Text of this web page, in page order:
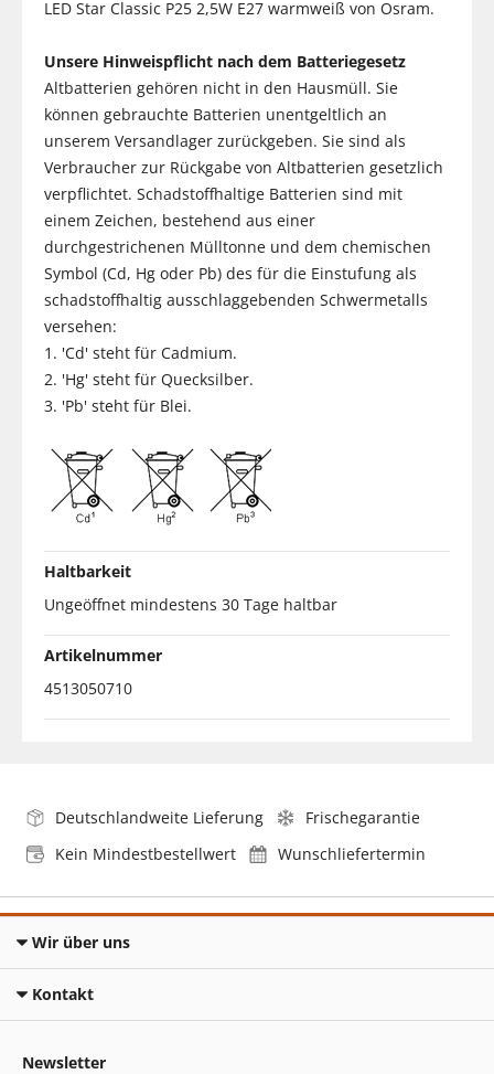
LED Star Classic P25 2,5W E27 warmweiß von Osram.
Unsere Hinweispflicht nach dem Batteriegesetz
Altbatterien gehören nicht in den Hausmüll. Sie
können gebrauchte Batterien unentgeltlich an
unserem Versandlager zurückgeben. Sie sind als
Verbraucher zur Rückgabe von Altbatterien gesetzlich
verpflichtet. Schadstoffhaltige Batterien sind mit
einem Zeichen, bestehend aus einer
durchgestrichenen Mülltonne und dem chemischen
Symbol (Cd, Hg oder Pb) des für die Einstufung als
schadstoffhaltig ausschlaggebenden Schwermetalls
versehen:
1. 'Cd' steht für Cadmium.
2. 'Hg' steht für Quecksilber.
3. 'Pb' steht für Blei.
Haltbarkeit
Ungeöffnet mindestens 30 Tage haltbar
Artikelnummer
4513050710
Deutschlandweite Lieferung
Frischegarantie
Kein Mindestbestellwert
Wunschliefertermin
Wir über uns
Kontakt
Newsletter